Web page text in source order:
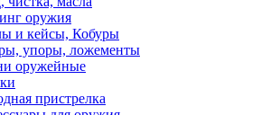
оружия
и кейсы, Кобуры
упоры, ложементы
оружейные
пристрелка